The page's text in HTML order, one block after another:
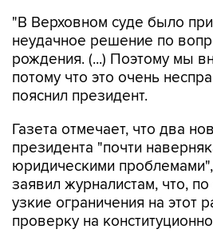
"В Верховном суде было
неудачное решение по
рождения. (...) Поэтому мы
потому что это очень
пояснил президент.
Газета отмечает, что два
президента "почти
юридическими
заявил журналистам, что,
узкие ограничения на этот
проверку на